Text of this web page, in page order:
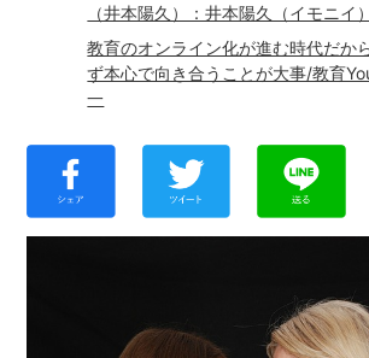
（井本陽久）：井本陽久（イモニイ）
教育のオンライン化が進む時代だか
ず本心で向き合うことが大事/教育
一